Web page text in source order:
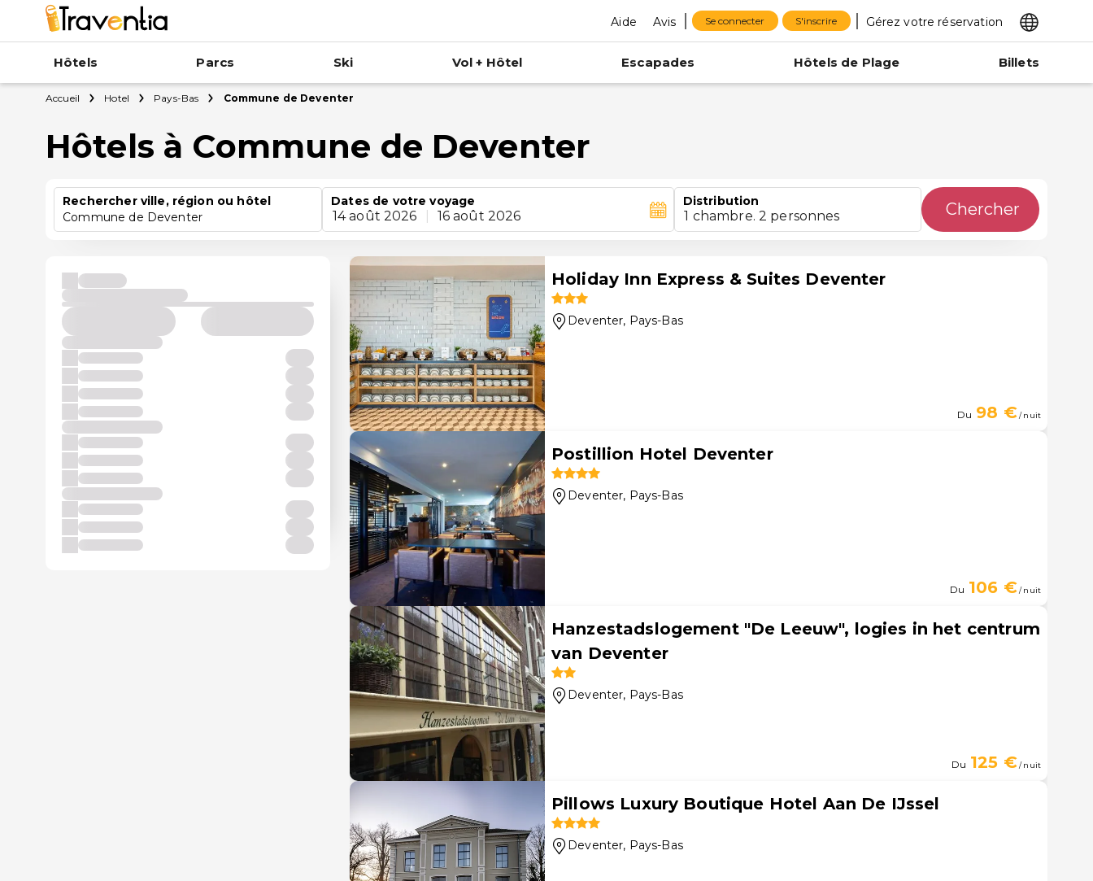
Aide Avis Se connecter S'inscrire Gérez votre réservation
Hôtels Parcs Ski Vol + Hôtel Escapades Hôtels de Plage Billets
Accueil Hotel Pays-Bas Commune de Deventer
Hôtels à Commune de Deventer
Rechercher ville, région ou hôtel
Commune de Deventer
Dates de votre voyage
14 août 2026 16 août 2026
Distribution
1 chambre. 2 personnes Chercher
Holiday Inn Express & Suites Deventer
Deventer, Pays-Bas
Du 98 €/ nuit
Postillion Hotel Deventer
Deventer, Pays-Bas
Du 106 €/ nuit
Hanzestadslogement "De Leeuw", logies in het centrum
van Deventer
Deventer, Pays-Bas
Du 125 €/ nuit
Pillows Luxury Boutique Hotel Aan De IJssel
Deventer, Pays-Bas